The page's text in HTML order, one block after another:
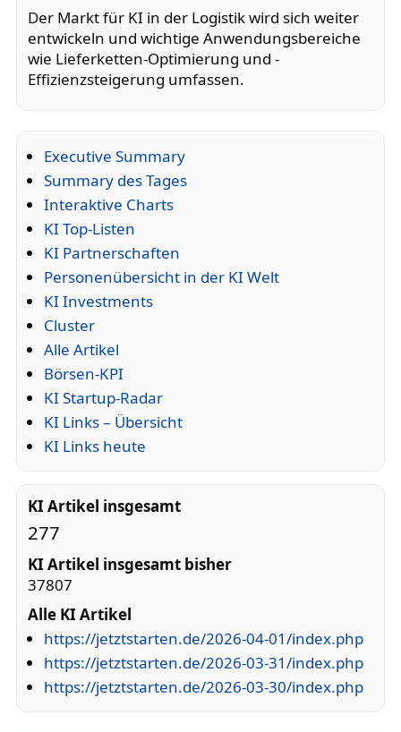
Der Markt für KI in der Logistik wird sich weiter
entwickeln und wichtige Anwendungsbereiche
wie Lieferketten-Optimierung und -
Effizienzsteigerung umfassen.
Executive Summary
Summary des Tages
Interaktive Charts
KI Top-Listen
KI Partnerschaften
Personenübersicht in der KI Welt
KI Investments
Cluster
Alle Artikel
Börsen-KPI
KI Startup-Radar
KI Links – Übersicht
KI Links heute
KI Artikel insgesamt
277
KI Artikel insgesamt bisher
37807
Alle KI Artikel
https://jetztstarten.de/2026-04-01/index.php
https://jetztstarten.de/2026-03-31/index.php
https://jetztstarten.de/2026-03-30/index.php